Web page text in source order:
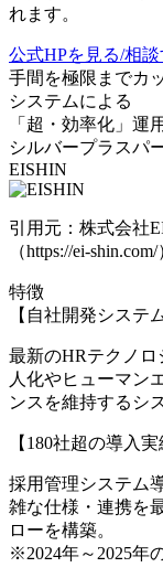
れます。
公式HPを見る/相談
手間を極限までカ
システムによる
「超・効率化」運用
シルバープラスパ
EISHIN
引用元：株式会社
（https://ei-shin.com/
特徴
【自社開発システ
最新のHRテクノ
人化やヒューマン
ンスを維持するシ
【180社超の導入
採用管理システム
雑な仕様・連携を
ローを構築。
※2024年～2025年